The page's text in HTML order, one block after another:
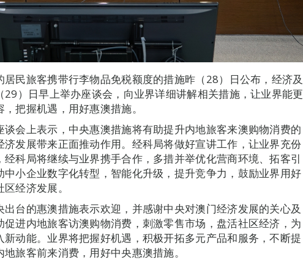
居民旅客携带行李物品免税额度的措施昨（28）日公布，经济及
）日早上举办座谈会，向业界详细讲解相关措施，让业界能更
把握机遇，用好惠澳措施。
会上表示，中央惠澳措施将有助提升内地旅客来澳购物消费的
发展带来正面推动作用。经科局将做好宣讲工作，让业界充份
科局将继续与业界携手合作，多措并举优化营商环境、拓客引
小企业数字化转型，智能化升级，提升竞争力，鼓励业界用好
经济发展。
台的惠澳措施表示欢迎，并感谢中央对澳门经济发展的关心及
进内地旅客访澳购物消费，刺激零售市场，盘活社区经济，为
动能。业界将把握好机遇，积极开拓多元产品和服务，不断提
旅客前来消费，用好中央惠澳措施。